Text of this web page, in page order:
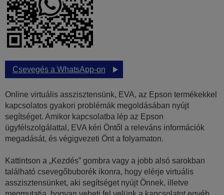
Csevegés a WhatsApp-on
Online virtuális asszisztensünk, EVA, az Epson termékekkel
kapcsolatos gyakori problémák megoldásában nyújt
segítséget. Amikor kapcsolatba lép az Epson
ügyfélszolgálattal, EVA kéri Öntől a releváns információk
megadását, és végigvezeti Önt a folyamaton.
Kattintson a „Kezdés” gombra vagy a jobb alsó sarokban
található csevegőbuborék ikonra, hogy elérje virtuális
asszisztensünket, aki segítséget nyújt Önnek, illetve